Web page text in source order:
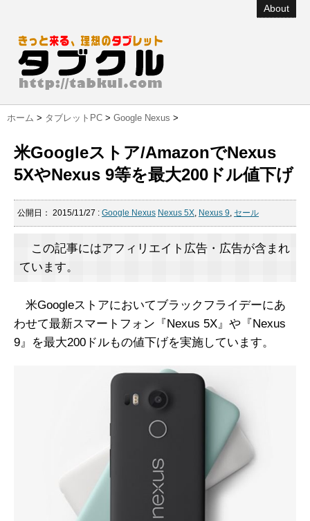
About
ホーム > タブレットPC > Google Nexus >
米Googleストア/AmazonでNexus
5XやNexus 9等を最大200ドル値下げ
公開日： 2015/11/27 : Google Nexus Nexus 5X, Nexus 9, セール
この記事にはアフィリエイト広告・広告が含まれ
ています。
米Googleストアにおいてブラックフライデーにあ
わせて最新スマートフォン『Nexus 5X』や『Nexus
9』を最大200ドルもの値下げを実施しています。